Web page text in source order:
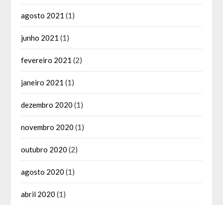
agosto 2021 (1)
junho 2021 (1)
fevereiro 2021 (2)
janeiro 2021 (1)
dezembro 2020 (1)
novembro 2020 (1)
outubro 2020 (2)
agosto 2020 (1)
abril 2020 (1)